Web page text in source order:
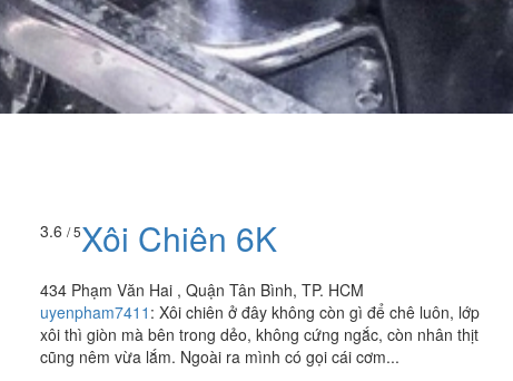
3.6 / 5Xôi Chiên 6K
434 Phạm Văn Hai , Quận Tân Bình, TP. HCM
uyenpham7411 : Xôi chiên ở đây không còn gì để chê luôn, lớp
xôi thì giòn mà bên trong dẻo, không cứng ngắc, còn nhân thịt
cũng nêm vừa lắm. Ngoài ra mình có gọi cái cơm...